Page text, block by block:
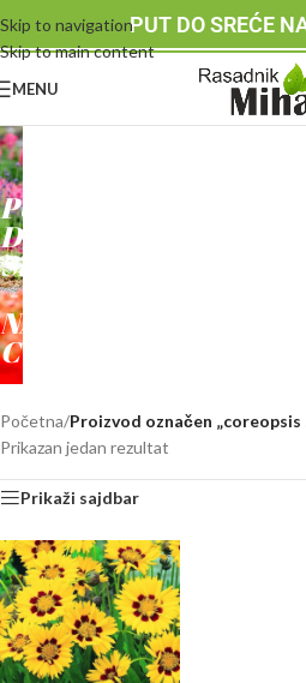
Skip to navigation
Skip to main content
PUT DO SREĆE
MENU
RASADNIK
MIHALEK
PUT
DO
SREĆE
-
NAŠE
CVEĆE
Početna/Proizvod označen
Prikazan jedan rezultat
Prikaži sajdbar